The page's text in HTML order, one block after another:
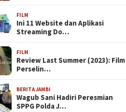
FILM
Ini 11 Website dan Aplikasi
Streaming Do…
FILM
Review Last Summer (2023): Film
Perselin…
BERITA JAMBI
Wagub Sani Hadiri Peresmian
SPPG Polda J…